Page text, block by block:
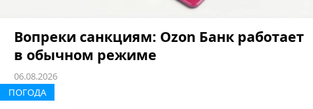
Вопреки санкциям: Ozon Банк работает
в обычном режиме
06.08.2026
ПОГОДА